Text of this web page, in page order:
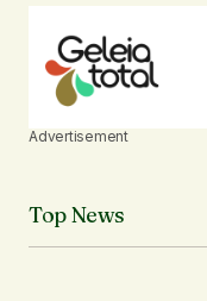
Advertisement
Top News